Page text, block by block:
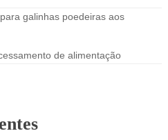
galinhas poedeiras aos
de alimentação